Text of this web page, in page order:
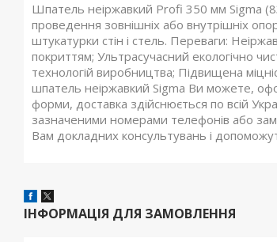
Шпатель неіржавкий Profi 350 мм Sigma
проведення зовнішніх або внутрішніх
штукатурки стін і стель. Переваги:
покриттям; Ультрасучасний екологічно
технологій виробництва; Підвищена
шпатель неіржавкий Sigma Ви можете,
форми, доставка здійснюється по всій
зазначеними номерами телефонів або
Вам докладних консультувань і
ІНФОРМАЦІЯ ДЛЯ ЗАМОВЛЕННЯ